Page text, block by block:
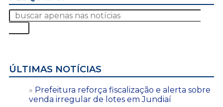
ÚLTIMAS NOTÍCIAS
Prefeitura reforça fiscalização e alerta sobre
venda irregular de lotes em Jundiaí